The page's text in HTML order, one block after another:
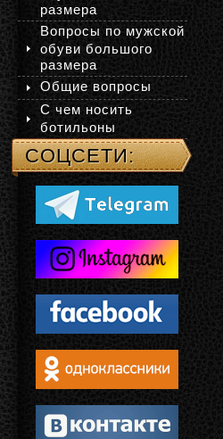
размера
Вопросы по мужской
обуви большого
размера
Общие вопросы
С чем носить
ботильоны
СОЦСЕТИ: